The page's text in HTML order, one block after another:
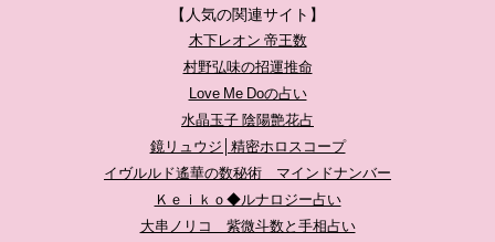
【人気の関連サイト】
木下レオン 帝王数
村野弘味の招運推命
Love Me Doの占い
水晶玉子 陰陽艶花占
鏡リュウジ│精密ホロスコープ
イヴルルド遙華の数秘術 マインドナンバー
Ｋｅｉｋｏ◆ルナロジー占い
大串ノリコ 紫微斗数と手相占い